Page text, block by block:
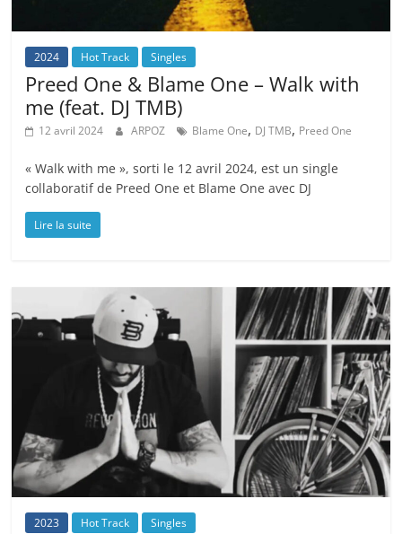
2024 Hot Track Singles
Preed One & Blame One – Walk with
me (feat. DJ TMB)
12 avril 2024 ARPOZ Blame One, DJ TMB, Preed One
« Walk with me », sorti le 12 avril 2024, est un single
collaboratif de Preed One et Blame One avec DJ
Lire la suite
2023 Hot Track Singles